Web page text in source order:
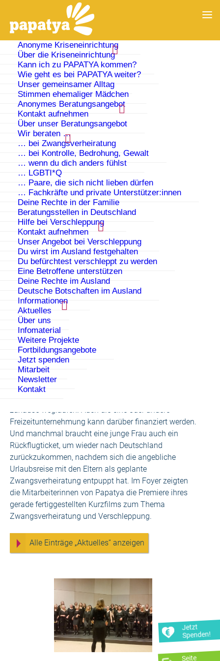
Jetzt
Spenden!
Seite
Anonyme Kriseneinrichtung
Über die Kriseneinrichtung
Kann ich zu PAPATYA kommen?
Wie geht es bei PAPATYA weiter?
Unser gemeinsamer Alltag
Stimmen ehemaliger Mädchen
Anonymes Beratungsangebot
Kontakt aufnehmen
Über unser Beratungsangebot
Wir beraten …
… bei Zwangsverheiratung
… bei Kontrolle, Bedrohung, Gewalt
… wenn du dich anders fühlst
… LGBTI*Q
… Paare, die sich nicht lieben dürfen
… Fachkräfte und private Unterstützer:innen
Deine Rechte in der Familie
Beratungsstellen in Deutschland
Hilfe bei Verschleppung
Kontakt aufnehmen
Unser Angebot bei Verschleppung
Du wirst im Ausland festgehalten
Du befürchtest verschleppt zu werden
Eine Betroffene unterstützen
Deine Rechte im Ausland
Deutsche Botschaften im Ausland
Informationen
Aktuelles
Über uns
Infomaterial
Weitere Projekte
Fortbildungsangebote
Jetzt spenden
Mitarbeit
Newsletter
Kontakt
Groove Choir Frühlingskonzert
zugunsten Papatya
Am 20.3.2019 gab der Groove Choir ein
Frühlingskonzert im Campus Daniel zugunsten von
jungen, schutzbedürftigen Frauen mit
Migrationshintergrund in der Kriseneinrichtung
PAPATYA.
Mit einem fröhlichen Mix aus Pop, Soul und Jazz bot
der Chor nicht nur einen genussvollen Abend für die
ca. 150 Gäste, sondern ‚ersang‘ auch noch ein
Spendenergebnis von 1300.- Euro zur Unterstützung
der Arbeit der Kriseneinrichtung Papatya, also eine
doppelte Freude! Mit den Spendengeldern wird das
Notwendigste beschafft, was die Mädchen und
zuhause weglaufen. Auch die eine oder andere
Freizeitunternehmung kann darüber finanziert werden.
Und manchmal braucht eine junge Frau auch ein
Rückflugticket, um wieder nach Deutschland
zurückzukommen, nachdem sich die angebliche
Urlaubsreise mit den Eltern als geplante
Zwangsverheiratung entpuppt hat. Im Foyer zeigten
die Mitarbeiterinnen von Papatya die Premiere ihres
gerade fertiggestellten Kurzfilms zum Thema
Zwangsverheiratung und Verschleppung.
Alle Einträge „Aktuelles“ anzeigen